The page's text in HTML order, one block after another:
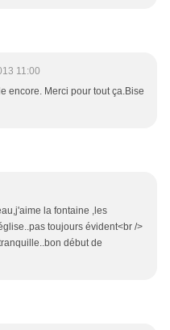
11:00
encore. Merci pour tout ça.Bise
la fontaine ,les
toujours évident<br />
début de